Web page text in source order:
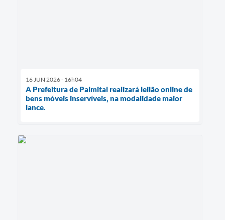
16 JUN 2026 - 16h04
A Prefeitura de Palmital realizará leilão online de
bens móveis inservíveis, na modalidade maior
lance.